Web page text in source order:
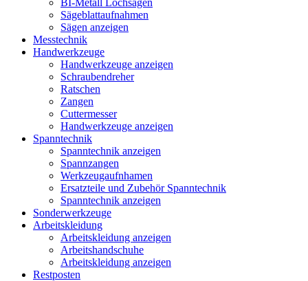
BI-Metall Lochsägen
Sägeblattaufnahmen
Sägen anzeigen
Messtechnik
Handwerkzeuge
Handwerkzeuge anzeigen
Schraubendreher
Ratschen
Zangen
Cuttermesser
Handwerkzeuge anzeigen
Spanntechnik
Spanntechnik anzeigen
Spannzangen
Werkzeugaufnhamen
Ersatzteile und Zubehör Spanntechnik
Spanntechnik anzeigen
Sonderwerkzeuge
Arbeitskleidung
Arbeitskleidung anzeigen
Arbeitshandschuhe
Arbeitskleidung anzeigen
Restposten